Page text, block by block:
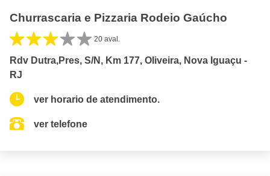
Churrascaria e Pizzaria Rodeio Gaúcho
20 aval.
Rdv Dutra,Pres, S/N, Km 177, Oliveira, Nova Iguaçu -
RJ
ver horario de atendimento.
ver telefone